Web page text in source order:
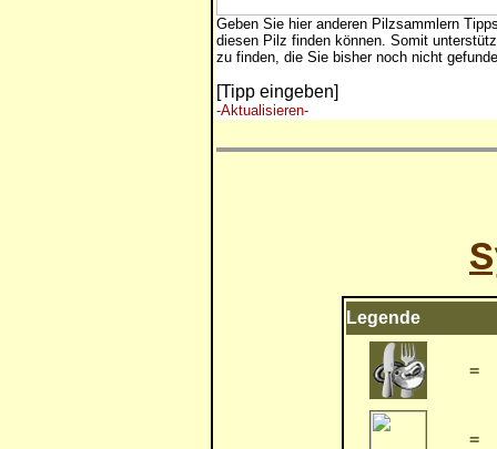
Geben Sie hier anderen Pilzsammlern
diesen Pilz finden können. Somit
zu finden, die Sie bisher noch nicht
[Tipp eingeben]
-Aktualisieren-
Legende
=
=